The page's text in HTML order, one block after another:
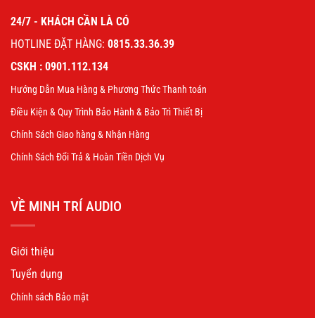
24/7 - KHÁCH CẦN LÀ CÓ
HOTLINE ĐẶT HÀNG: 0815.33.36.39
CSKH : 0901.112.134
Hướng Dẫn Mua Hàng & Phương Thức Thanh toán
Điều Kiện & Quy Trình Bảo Hành & Bảo Trì Thiết Bị
Chính Sách Giao hàng & Nhận Hàng
Chính Sách Đổi Trả & Hoàn Tiền Dịch Vụ
VỀ MINH TRÍ AUDIO
Giới thiệu
Tuyển dụng
Chính sách Bảo mật